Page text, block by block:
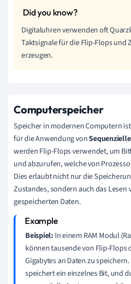
Digitaluhren verwenden oft
Taktsignale für die Flip-Flops und
erzeugen.
Computerspeicher
Speicher in modernen Computern
für die Anwendung von
werden Flip-Flops verwendet, um
und abzurufen, welche von
Dies erlaubt nicht nur die
Zustandes, sondern auch das Lesen
gespeicherten Daten.
Beispiel: In einem RAM Modul
können tausende von Flip-
Gigabytes an Daten zu
speichert ein einzelnes Bit, und